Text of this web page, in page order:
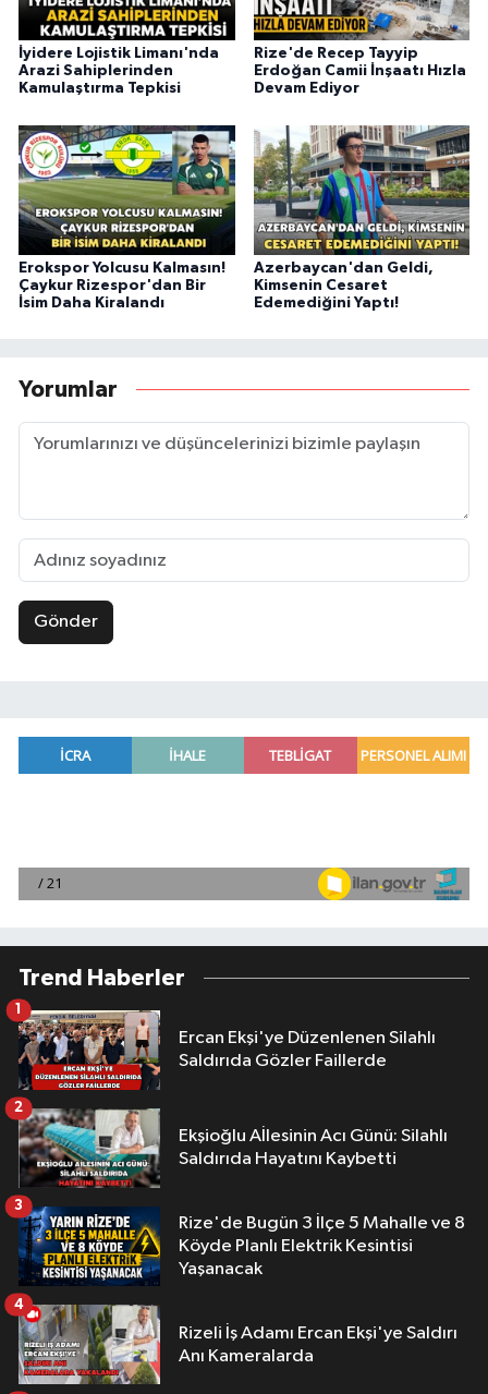
İyidere Lojistik Limanı'nda
Arazi Sahiplerinden
Kamulaştırma Tepkisi
Rize'de Recep Tayyip
Erdoğan Camii İnşaatı Hızla
Devam Ediyor
Erokspor Yolcusu Kalmasın!
Çaykur Rizespor'dan Bir
İsim Daha Kiralandı
Azerbaycan'dan Geldi,
Kimsenin Cesaret
Edemediğini Yaptı!
Yorumlar
Gönder
Trend Haberler
Ercan Ekşi'ye Düzenlenen Silahlı
Saldırıda Gözler Faillerde
1
Ekşioğlu Aİlesinin Acı Günü: Silahlı
Saldırıda Hayatını Kaybetti
2
Rize'de Bugün 3 İlçe 5 Mahalle ve 8
Köyde Planlı Elektrik Kesintisi
Yaşanacak
3
Rizeli İş Adamı Ercan Ekşi'ye Saldırı
Anı Kameralarda
4